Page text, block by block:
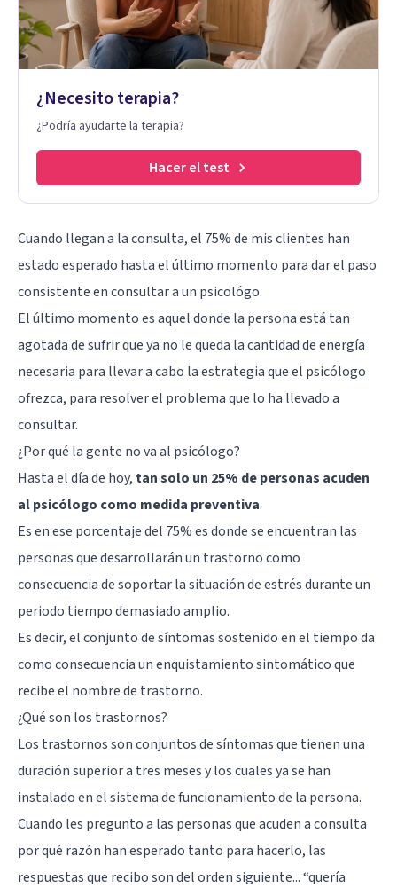
¿Necesito terapia?
¿Podría ayudarte la terapia?
Hacer el test
Cuando llegan a la consulta, el 75% de mis clientes han
estado esperado hasta el último momento para dar el paso
consistente enconsultar a un psicológo.
El último momento es aquel donde la persona está tan
agotada de sufrir que ya no le queda la cantidad de energía
necesaria para llevar a cabo la estrategia que el psicólogo
ofrezca, para resolver el problema que lo ha llevado a
consultar.
¿Por qué la gente no va al psicólogo?
Hasta el día de hoy, tan solo un 25% de personas acuden
al psicólogo como medida preventiva.
Es en ese porcentaje del 75% es donde se encuentran las
personas que desarrollarán un trastorno como
consecuencia de soportar la situación de estrés durante un
periodo tiempo demasiado amplio.
Es decir, el conjunto de síntomas sostenido en el tiempo da
como consecuencia un enquistamiento sintomático que
recibe el nombre de trastorno.
¿Qué son los trastornos?
Los trastornos son conjuntos de síntomas que tienen una
duración superior a tres meses y los cuales ya se han
instalado en el sistema de funcionamiento de la persona.
Cuando les pregunto a las personas que acuden a consulta
por qué razón han esperado tanto para hacerlo, las
respuestas que recibo son del orden siguiente... “quería